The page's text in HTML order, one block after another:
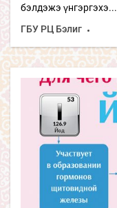
бэлдэжэ үнгэргэхэ...
ГБУ РЦ Бэлиг